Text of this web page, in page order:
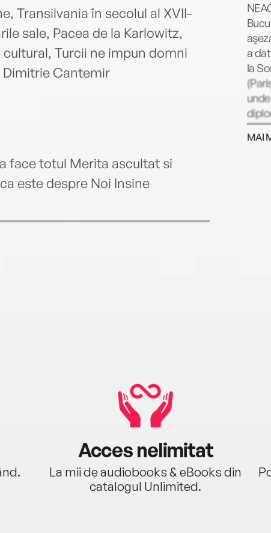
Transilvania în secolul al XVII-
sale, Pacea de la Karlowitz,
cultural, Turcii ne impun domni
Cantemir
face totul Merita ascultat si
este despre Noi Insine
a
la
MAI
Acces nelimitat
La mii de audiobooks & eBooks din
catalogul Unlimited.